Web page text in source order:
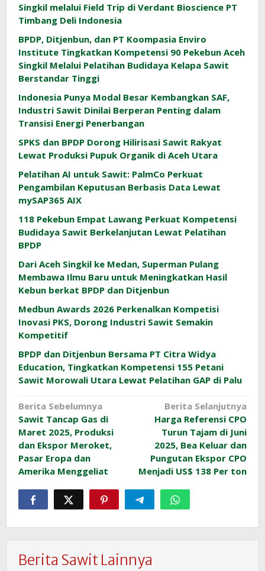
Singkil melalui Field Trip di Verdant Bioscience PT
Timbang Deli Indonesia
BPDP, Ditjenbun, dan PT Koompasia Enviro
Institute Tingkatkan Kompetensi 90 Pekebun Aceh
Singkil Melalui Pelatihan Budidaya Kelapa Sawit
Berstandar Tinggi
Indonesia Punya Modal Besar Kembangkan SAF,
Industri Sawit Dinilai Berperan Penting dalam
Transisi Energi Penerbangan
SPKS dan BPDP Dorong Hilirisasi Sawit Rakyat
Lewat Produksi Pupuk Organik di Aceh Utara
Pelatihan AI untuk Sawit: PalmCo Perkuat
Pengambilan Keputusan Berbasis Data Lewat
mySAP365 AIX
118 Pekebun Empat Lawang Perkuat Kompetensi
Budidaya Sawit Berkelanjutan Lewat Pelatihan
BPDP
Dari Aceh Singkil ke Medan, Superman Pulang
Membawa Ilmu Baru untuk Meningkatkan Hasil
Kebun berkat BPDP dan Ditjenbun
Medbun Awards 2026 Perkenalkan Kompetisi
Inovasi PKS, Dorong Industri Sawit Semakin
Kompetitif
BPDP dan Ditjenbun Bersama PT Citra Widya
Education, Tingkatkan Kompetensi 155 Petani
Sawit Morowali Utara Lewat Pelatihan GAP di Palu
Navigasi
pos
Berita Sebelumnya
Sawit Tancap Gas di
Maret 2025, Produksi
dan Ekspor Meroket,
Pasar Eropa dan
Amerika Menggeliat
Berita Selanjutnya
Harga Referensi CPO
Turun Tajam di Juni
2025, Bea Keluar dan
Pungutan Ekspor CPO
Menjadi US$ 138 Per ton
Berita Sawit Lainnya